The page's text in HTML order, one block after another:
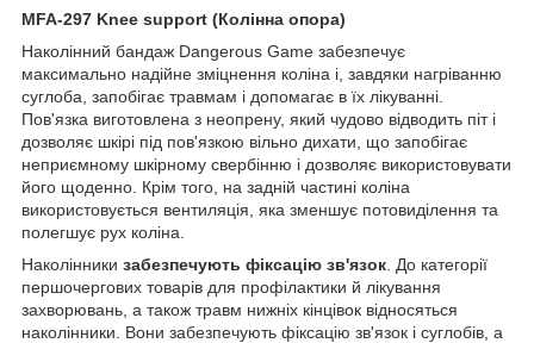
MFA-297 Knee support (Колінна опора)
Наколінний бандаж Dangerous Game забезпечує
максимально надійне зміцнення коліна і, завдяки нагріванню
суглоба, запобігає травмам і допомагає в їх лікуванні.
Пов'язка виготовлена з неопрену, який чудово відводить піт і
дозволяє шкірі під пов'язкою вільно дихати, що запобігає
неприємному шкірному свербінню і дозволяє використовувати
його щоденно. Крім того, на задній частині коліна
використовується вентиляція, яка зменшує потовиділення та
полегшує рух коліна.
Наколінники забезпечують фіксацію зв'язок . До категорії
першочергових товарів для профілактики й лікування
захворювань, а також травм нижніх кінцівок відносяться
наколінники. Вони забезпечують фіксацію зв'язок і суглобів, а